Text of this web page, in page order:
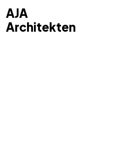
AJA
Architekten